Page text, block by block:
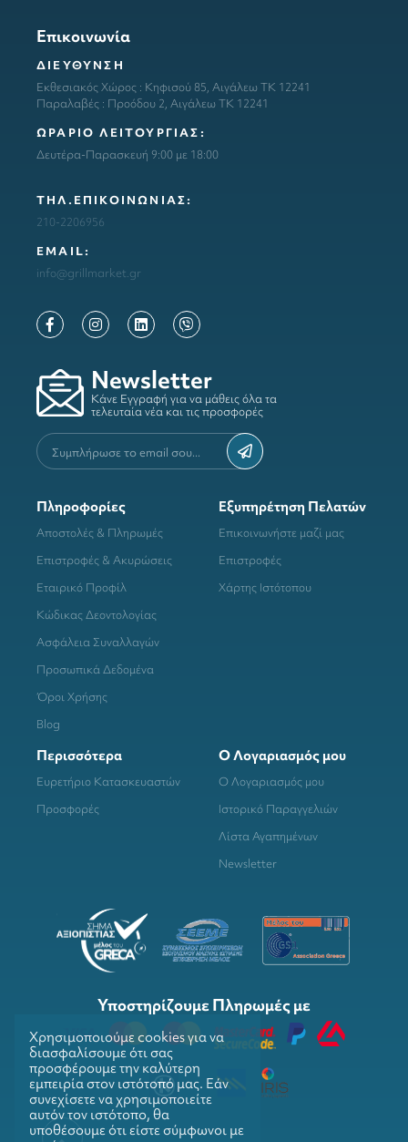
Επικοινωνία
ΔΙΕΥΘΥΝΣΗ
Εκθεσιακός Χώρος : Κηφισού 85, Αιγάλεω ΤΚ 12241
Παραλαβές : Προόδου 2, Αιγάλεω ΤΚ 12241
ΩΡΑΡΙΟ ΛΕΙΤΟΥΡΓΙΑΣ:
Δευτέρα-Παρασκευή 9:00 με 18:00
ΤΗΛ.ΕΠΙΚΟΙΝΩΝΙΑΣ:
210-2206956
ΕΜΑΙL:
info@grillmarket.gr
Newsletter
Κάνε Εγγραφή για να μάθεις όλα τα
τελευταία νέα και τις προσφορές
Πληροφορίες
Αποστολές & Πληρωμές
Επιστροφές & Ακυρώσεις
Εταιρικό Προφίλ
Κώδικας Δεοντολογίας
Ασφάλεια Συναλλαγών
Προσωπικά Δεδομένα
Όροι Χρήσης
Blog
Εξυπηρέτηση Πελατών
Επικοινωνήστε μαζί μας
Επιστροφές
Χάρτης Ιστότοπου
Περισσότερα
Ευρετήριο Κατασκευαστών
Προσφορές
Ο Λογαριασμός μου
Ο Λογαριασμός μου
Ιστορικό Παραγγελιών
Λίστα Αγαπημένων
Newsletter
Υποστηρίζουμε Πληρωμές με
Χρησιμοποιούμε cookies για να
διασφαλίσουμε ότι σας
προσφέρουμε την καλύτερη
εμπειρία στον ιστότοπό μας. Εάν
συνεχίσετε να χρησιμοποιείτε
αυτόν τον ιστότοπο, θα
υποθέσουμε ότι είστε σύμφωνοι με